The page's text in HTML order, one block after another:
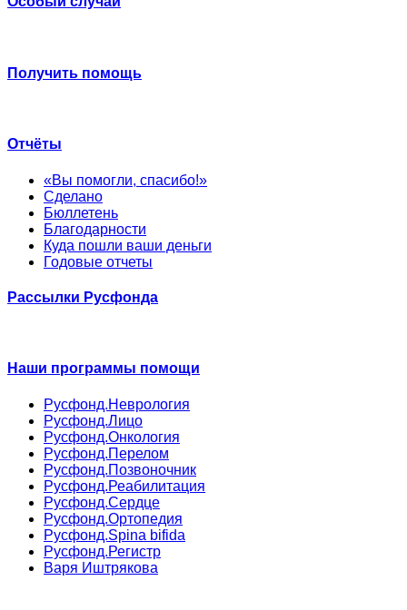
Получить помощь
Отчёты
«Вы помогли, спасибо!»
Сделано
Бюллетень
Благодарности
Куда пошли ваши деньги
Годовые отчеты
Рассылки Русфонда
Наши программы помощи
Русфонд.Неврология
Русфонд.Лицо
Русфонд.Онкология
Русфонд.Перелом
Русфонд.Позвоночник
Русфонд.Реабилитация
Русфонд.Сердце
Русфонд.Ортопедия
Русфонд.Spina bifida
Русфонд.Регистр
Варя Иштрякова